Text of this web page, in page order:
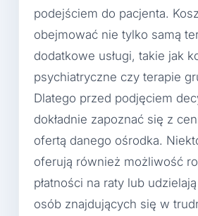
podejściem do pacjenta.
obejmować nie tylko samą
dodatkowe usługi, takie jak
psychiatryczne czy terapie
Dlatego przed podjęciem
dokładnie zapoznać się z
ofertą danego ośrodka.
oferują również możliwość
płatności na raty lub
osób znajdujących się w